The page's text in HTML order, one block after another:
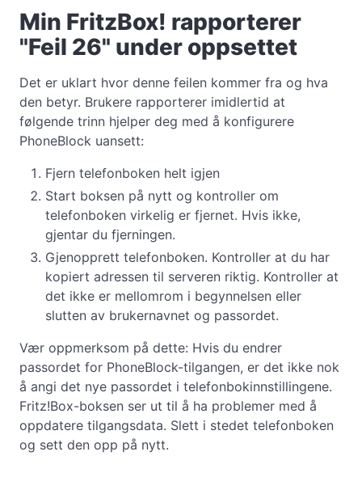
Min FritzBox! rapporterer
"Feil 26" under oppsettet
Det er uklart hvor denne feilen kommer fra og hva
den betyr. Brukere rapporterer imidlertid at
følgende trinn hjelper deg med å konfigurere
PhoneBlock uansett:
Fjern telefonboken helt igjen
Start boksen på nytt og kontroller om
telefonboken virkelig er fjernet. Hvis ikke,
gjentar du fjerningen.
Gjenopprett telefonboken. Kontroller at du har
kopiert adressen til serveren riktig. Kontroller at
det ikke er mellomrom i begynnelsen eller
slutten av brukernavnet og passordet.
Vær oppmerksom på dette: Hvis du endrer
passordet for PhoneBlock-tilgangen, er det ikke nok
å angi det nye passordet i telefonbokinnstillingene.
Fritz!Box-boksen ser ut til å ha problemer med å
oppdatere tilgangsdata. Slett i stedet telefonboken
og sett den opp på nytt.